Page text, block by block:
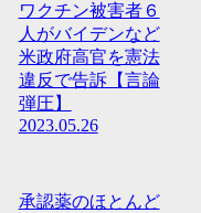
ワクチン被害者６
人がバイデンなど
米政府高官を憲法
違反で告訴【言論
弾圧】
2023.05.26
承認薬のほとんど